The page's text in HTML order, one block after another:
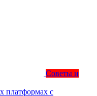
Советы и
платформах с